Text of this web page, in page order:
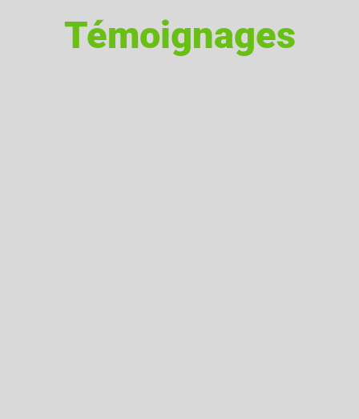
Témoignages